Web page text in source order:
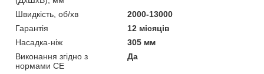
Швидкість, об/хв
2000-13000
Гарантія
12 місяців
Насадка-ніж
305 мм
Виконання згідно з
нормами СЕ
Да